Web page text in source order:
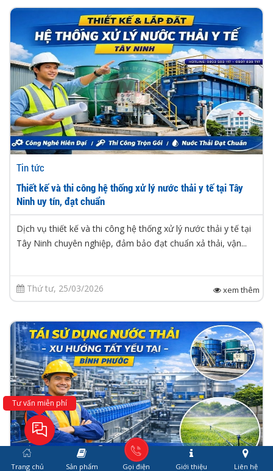
Tin tức
Thiết kế và thi công hệ thống xử lý nước thải y tế tại Tây
Ninh uy tín, đạt chuẩn
Dịch vụ thiết kế và thi công hệ thống xử lý nước thải y tế tại
Tây Ninh chuyên nghiệp, đảm bảo đạt chuẩn xả thải, vận...
Thứ tư, 25/03/2026 xem thêm
Tư vấn miễn phí
Trang chủ Sản phẩm Gọi điện Giới thiệu Liên hệ